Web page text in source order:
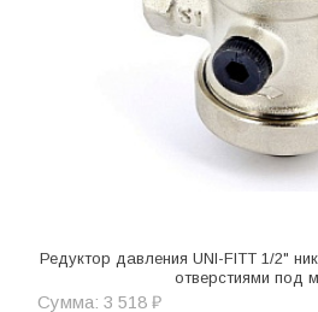
Редуктор давления UNI-FITT 1/2"
отверстиями под
Сумма: 3 518 ₽